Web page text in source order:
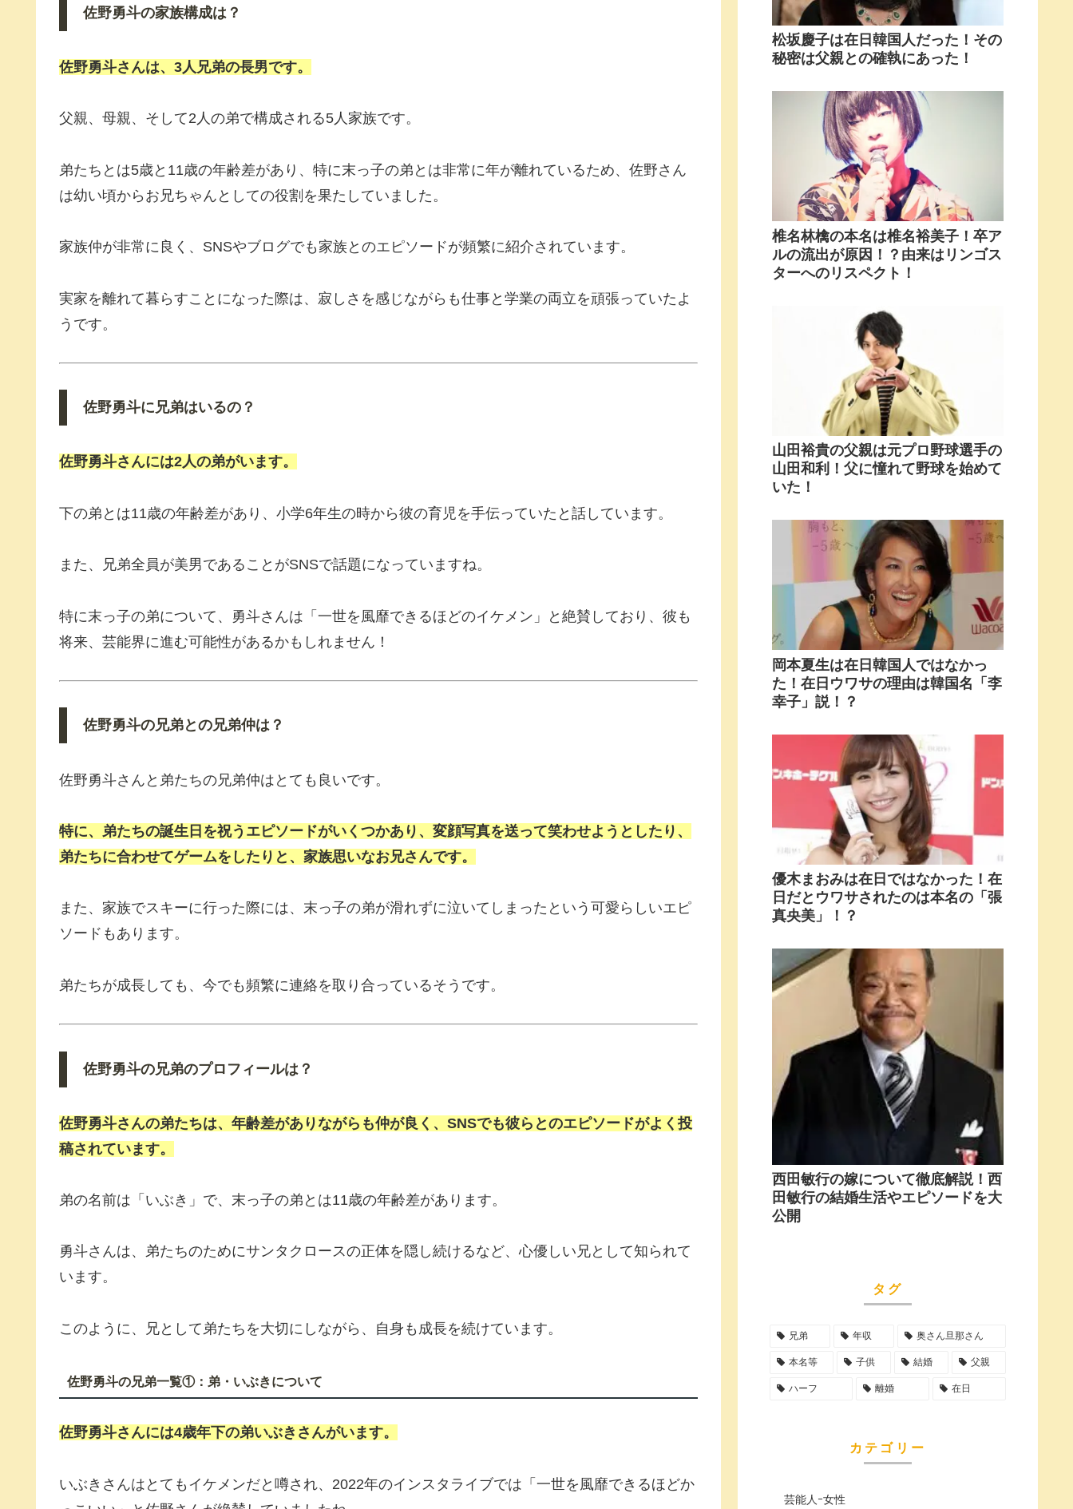
佐野勇斗の家族構成は？
佐野勇斗さんは、3人兄弟の長男です。
父親、母親、そして2人の弟で構成される5人家族です。
弟たちとは5歳と11歳の年齢差があり、特に末っ子の弟とは非常に年が離れているため、佐野さん
は幼い頃からお兄ちゃんとしての役割を果たしていました。
家族仲が非常に良く、SNSやブログでも家族とのエピソードが頻繁に紹介されています。
実家を離れて暮らすことになった際は、寂しさを感じながらも仕事と学業の両立を頑張っていたよ
うです。
佐野勇斗に兄弟はいるの？
佐野勇斗さんには2人の弟がいます。
下の弟とは11歳の年齢差があり、小学6年生の時から彼の育児を手伝っていたと話しています。
また、兄弟全員が美男であることがSNSで話題になっていますね。
特に末っ子の弟について、勇斗さんは「一世を風靡できるほどのイケメン」と絶賛しており、彼も
将来、芸能界に進む可能性があるかもしれません！
佐野勇斗の兄弟との兄弟仲は？
佐野勇斗さんと弟たちの兄弟仲はとても良いです。
特に、弟たちの誕生日を祝うエピソードがいくつかあり、変顔写真を送って笑わせようとしたり、
弟たちに合わせてゲームをしたりと、家族思いなお兄さんです。
また、家族でスキーに行った際には、末っ子の弟が滑れずに泣いてしまったという可愛らしいエピ
ソードもあります。
弟たちが成長しても、今でも頻繁に連絡を取り合っているそうです。
佐野勇斗の兄弟のプロフィールは？
佐野勇斗さんの弟たちは、年齢差がありながらも仲が良く、SNSでも彼らとのエピソードがよく投
稿されています。
弟の名前は「いぶき」で、末っ子の弟とは11歳の年齢差があります。
勇斗さんは、弟たちのためにサンタクロースの正体を隠し続けるなど、心優しい兄として知られて
います。
このように、兄として弟たちを大切にしながら、自身も成長を続けています。
佐野勇斗の兄弟一覧①：弟・いぶきについて
佐野勇斗さんには4歳年下の弟いぶき さんがいます。
いぶきさんはとてもイケメンだと噂され、2022年のインスタライブでは「一世を風靡できるほどか
松坂慶子は在日韓国人だった！その
秘密は父親との確執にあった！
椎名林檎の本名は椎名裕美子！卒ア
ルの流出が原因！？由来はリンゴス
ターへのリスペクト！
山田裕貴の父親は元プロ野球選手の
山田和利！父に憧れて野球を始めて
いた！
岡本夏生は在日韓国人ではなかっ
た！在日ウワサの理由は韓国名「李
幸子」説！？
優木まおみは在日ではなかった！在
日だとウワサされたのは本名の「張
真央美」！？
西田敏行の嫁について徹底解説！西
田敏行の結婚生活やエピソードを大
公開
タグ
兄弟 年収 奥さん旦那さん
本名等 子供 結婚 父親
ハーフ 離婚 在日
カテゴリー
芸能人ｰ女性